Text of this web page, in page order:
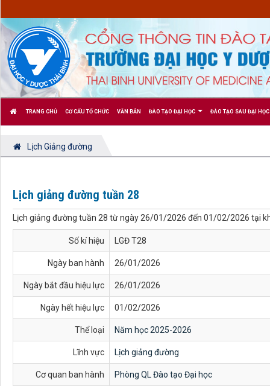
TRANG CHỦ CƠ CẤU TỔ CHỨC VĂN BẢN ĐÀO TẠO ĐẠI HỌC ĐÀO TẠO SAU ĐẠI HỌC
Lịch Giảng đường
Lịch giảng đường tuần 28
Lịch giảng đường tuần 28 từ ngày 26/01/2026 đến 01/02/2026 tại
Số kí hiệu LGĐ T28
Ngày ban hành 26/01/2026
Ngày bắt đầu hiệu lực 26/01/2026
Ngày hết hiệu lực 01/02/2026
Thể loại Năm học 2025-2026
Lĩnh vực Lịch giảng đường
Cơ quan ban hành Phòng QL Đào tạo Đại học